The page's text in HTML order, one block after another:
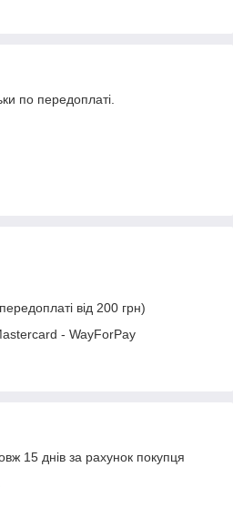
по передоплаті.
від 200 грн)
- WayForPay
15 днів за рахунок покупця